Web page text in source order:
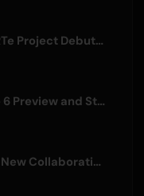
Virtual Idol Group FouRTe Project Debuts with 'ALL IN' Album Produced by m-flo's ☆Taku Takahashi
BLACK TORCH Episode 6 Preview and Streaming Details
FRUITS ZIPPER Release New Collaboration Song '1,2,3,FOOOOUR'